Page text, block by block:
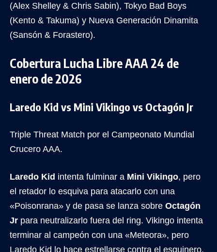
(Alex Shelley & Chris Sabin), Tokyo Bad Boys
(Kento & Takuma) y Nueva Generación Dinamita
(Sansón & Forastero).
Cobertura Lucha Libre AAA 24 de
enero de 2026
Laredo Kid vs Mini Vikingo vs Octagón Jr
Triple Threat Match por el Campeonato Mundial
Crucero AAA.
Laredo Kid intenta fulminar a Mini Vikingo, pero
el retador lo esquiva para atacarlo con una
«Poisonrana» y de pasa se lanza sobre Octagón
Jr para neutralizarlo fuera del ring. Vikingo intenta
terminar al campeón con una «Meteora», pero
Laredo Kid lo hace estrellarse contra el esquinero.